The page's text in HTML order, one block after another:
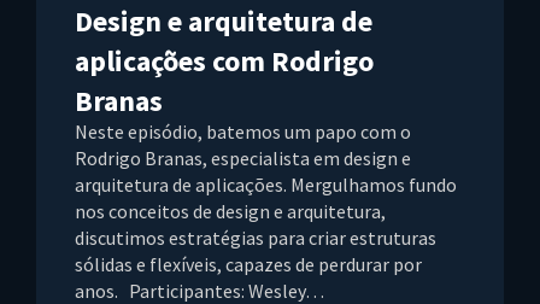
Design e arquitetura de
aplicações com Rodrigo
Branas
Neste episódio, batemos um papo com o
Rodrigo Branas, especialista em design e
arquitetura de aplicações. Mergulhamos fundo
nos conceitos de design e arquitetura,
discutimos estratégias para criar estruturas
sólidas e flexíveis, capazes de perdurar por
anos. Participantes: Wesley…